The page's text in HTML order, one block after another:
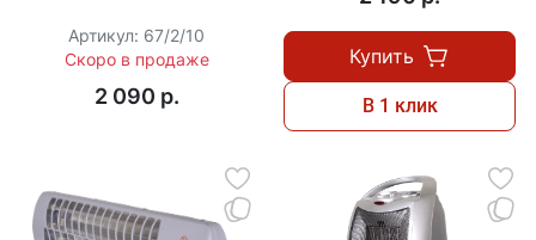
Артикул: 67/2/10
Скоро в продаже
2 090 p.
Купить
В 1 клик